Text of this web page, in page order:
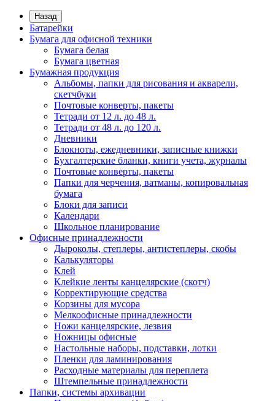
Назад
Батарейки
Бумага для офисной техники
Бумага белая
Бумага цветная
Бумажная продукция
Альбомы, папки для рисования и акварели,
скетчбуки
Почтовые конверты, пакеты
Тетради от 12 л. до 48 л.
Тетради от 48 л. до 120 л.
Дневники
Блокноты, ежедневники, записные книжки
Бухгалтерские бланки, книги учета, журналы
Почтовые конверты, пакеты
Папки для черчения, ватманы, копировальная
бумага
Блоки для записи
Календари
Школьное планирование
Офисные принадлежности
Дыроколы, степлеры, антистеплеры, скобы
Калькуляторы
Клей
Клейкие ленты канцелярские (скотч)
Корректирующие средства
Корзины для мусора
Мелкоофисные принадлежности
Ножи канцелярские, лезвия
Ножницы офисные
Настольные наборы, подставки, лотки
Пленки для ламинирования
Расходные материалы для переплета
Штемпельные принадлежности
Папки, системы архивации